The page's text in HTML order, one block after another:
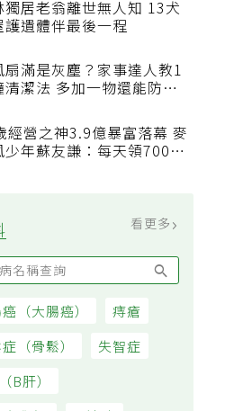
獨居老翁離世無人知 13犬
護遺體伴最後一程
扇滿是灰塵？家事達人教1
著
經營之神3.9億暴富落幕 麥